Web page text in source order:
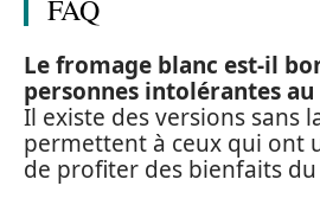
FAQ
Le fromage blanc est-il
personnes intolérantes au
Il existe des versions sans
permettent à ceux qui ont
de profiter des bienfaits